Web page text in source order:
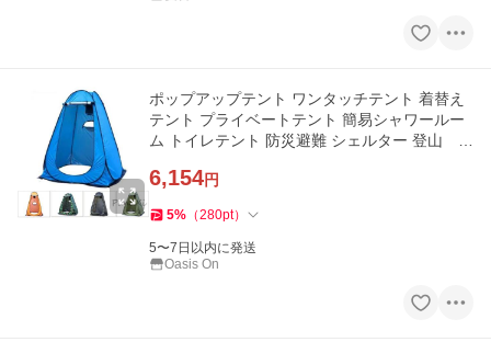
ポップアップテント ワンタッチテント 着替え
テント プライベートテント 簡易シャワールー
ム トイレテント 防災避難 シェルター 登山 海
6,154円
5% （280pt）
5〜7日以内に発送
Oasis On